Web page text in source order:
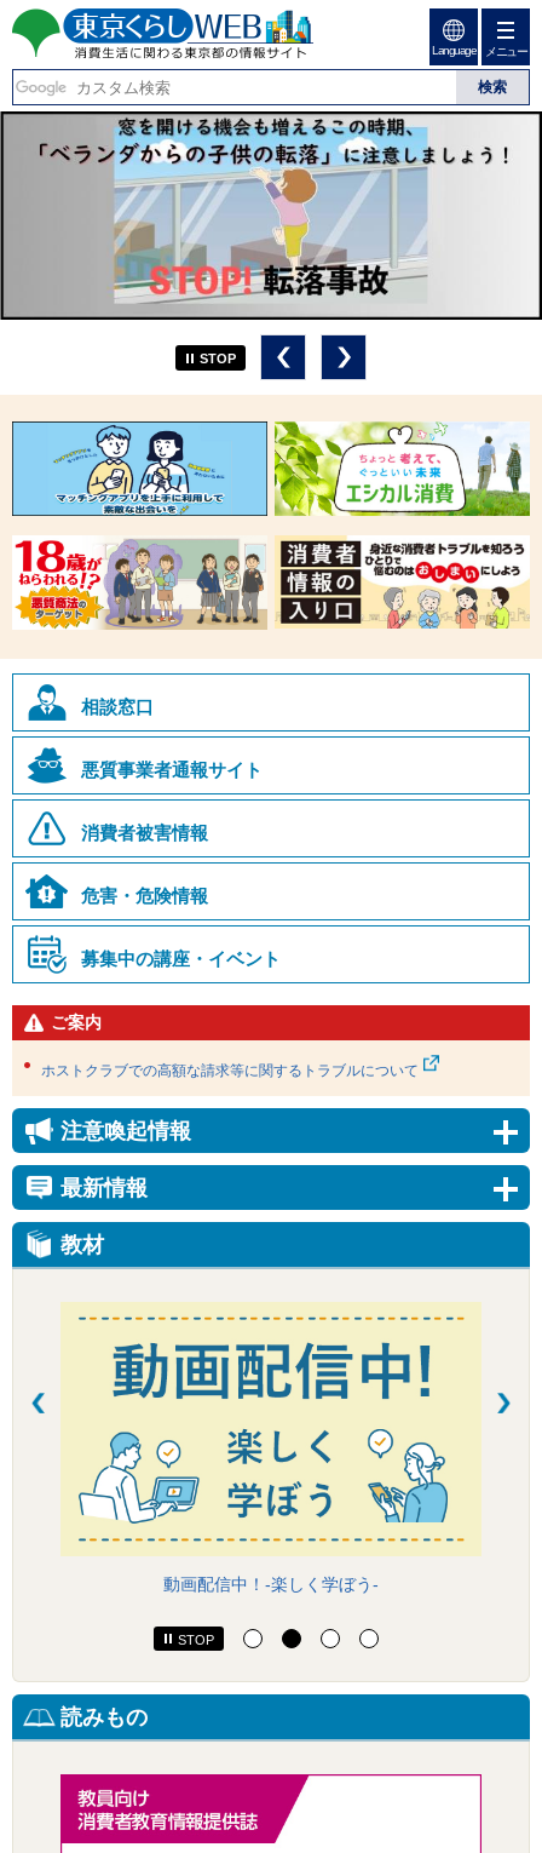
東京くらしweb
消費生活に関わる東京
都の情報サイト
Language メニュー
STOP
相談窓口
悪質事業者通報サイト
消費者被害情報
危害・危険情報
募集中の講座・イベント
ご案内
ホストクラブでの高額な請求等に関するトラブルについて
注意喚起情報
最新情報
教材
動画配信中！-楽しく学ぼう-
STOP
読みもの